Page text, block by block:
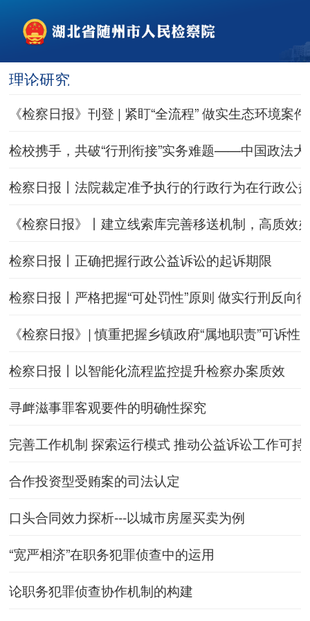
理论研究
《检察日报》刊登 | 紧盯“全流程” 做实生态环境案
检校携手，共破“行刑衔接”实务难题——中国政法
检察日报丨法院裁定准予执行的行政行为在行政公
《检察日报》丨建立线索库完善移送机制，高质效
检察日报丨正确把握行政公益诉讼的起诉期限
检察日报丨严格把握“可处罚性”原则 做实行刑反向
《检察日报》| 慎重把握乡镇政府“属地职责”可诉性
检察日报丨以智能化流程监控提升检察办案质效
寻衅滋事罪客观要件的明确性探究
完善工作机制 探索运行模式 推动公益诉讼工作可持
合作投资型受贿案的司法认定
口头合同效力探析---以城市房屋买卖为例
“宽严相济”在职务犯罪侦查中的运用
论职务犯罪侦查协作机制的构建